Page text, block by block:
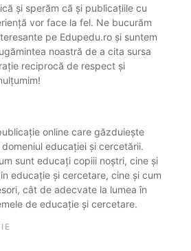
și sperăm că și publicațiile cu
vor face la fel. Ne bucurăm
pe Edupedu.ro și suntem
noastră de a cita sursa
reciprocă de respect și
online care găzduiește
educației și cercetării.
sunt educați copiii noștri, cine și
educație și cercetare, cine și cum
cât de adecvate la lumea în
de educație și cercetare.